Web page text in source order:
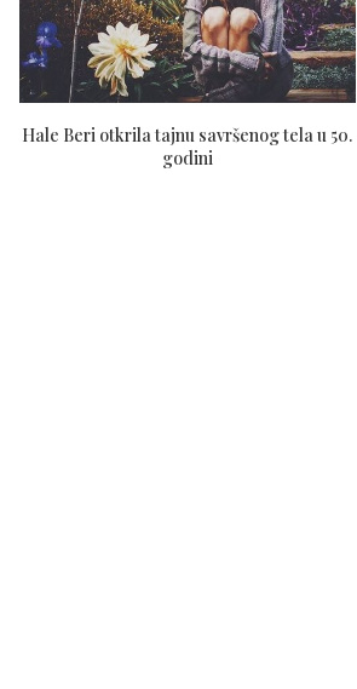
Hale Beri otkrila tajnu savršenog tela u 50.
godini